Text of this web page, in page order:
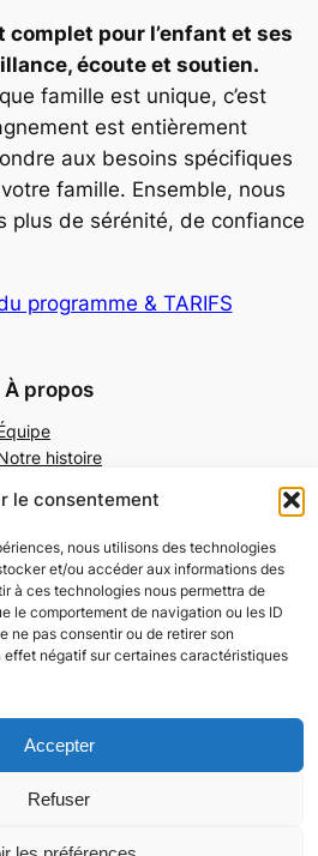
le consentement
nous utilisons des technologies
et/ou accéder aux informations des
à ces technologies nous permettra de
le comportement de navigation ou les ID
ne pas consentir ou de retirer son
négatif sur certaines caractéristiques
Accepter
Refuser
complet pour l’enfant et ses
écoute et soutien.
famille est unique, c’est
est entièrement
aux besoins spécifiques
famille. Ensemble, nous
plus de sérénité, de confiance
programme & TARIFS
À propos
histoire
sociaux
Facebook
Instagram
LinkedIn